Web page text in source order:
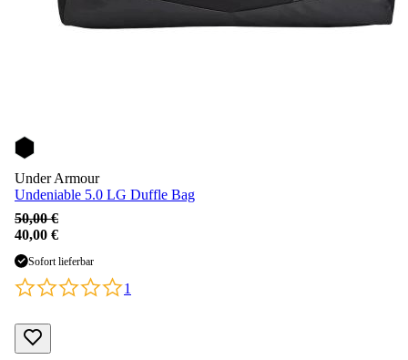
Under Armour
Undeniable 5.0 LG Duffle Bag
50,00 €
40,00 €
Sofort lieferbar
1